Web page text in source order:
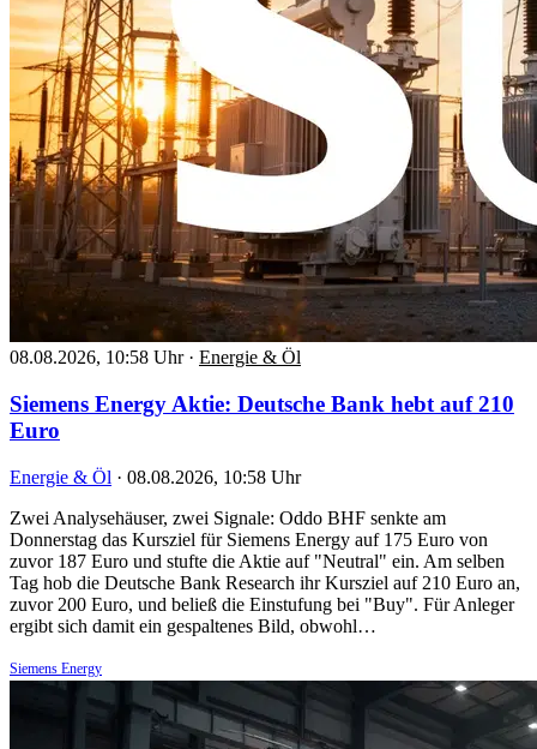
08.08.2026, 10:58 Uhr · Energie & Öl
Siemens Energy Aktie: Deutsche Bank hebt auf 210
Euro
Energie & Öl · 08.08.2026, 10:58 Uhr
Zwei Analysehäuser, zwei Signale: Oddo BHF senkte am
Donnerstag das Kursziel für Siemens Energy auf 175 Euro von
zuvor 187 Euro und stufte die Aktie auf "Neutral" ein. Am selben
Tag hob die Deutsche Bank Research ihr Kursziel auf 210 Euro an,
zuvor 200 Euro, und beließ die Einstufung bei "Buy". Für Anleger
ergibt sich damit ein gespaltenes Bild, obwohl…
Siemens Energy